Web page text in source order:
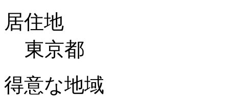
居住地
東京都
得意な地域